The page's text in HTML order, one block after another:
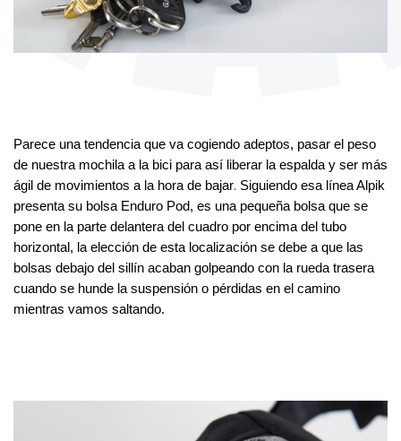
Parece una tendencia que va cogiendo adeptos, pasar el peso
de nuestra mochila a la bici para así liberar la espalda y ser más
ágil de movimientos a la hora de bajar. Siguiendo esa línea Alpik
presenta su bolsa Enduro Pod, es una pequeña bolsa que se
pone en la parte delantera del cuadro por encima del tubo
horizontal, la elección de esta localización se debe a que las
bolsas debajo del sillín acaban golpeando con la rueda trasera
cuando se hunde la suspensión o pérdidas en el camino
mientras vamos saltando.